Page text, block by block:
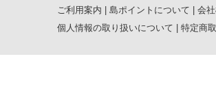
ご利用案内 | 島ポイントについて | 会
個人情報の取り扱いについて | 特定商